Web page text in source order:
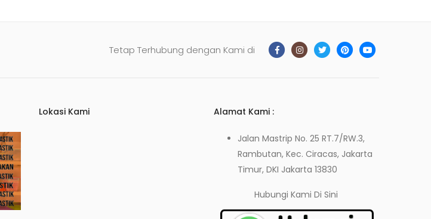
Tetap Terhubung dengan Kami di
Lokasi Kami Alamat Kami :
Jalan Mastrip No. 25 RT.7/RW.3,
Rambutan, Kec. Ciracas, Jakarta
Timur, DKI Jakarta 13830
Hubungi KamiDi Sini